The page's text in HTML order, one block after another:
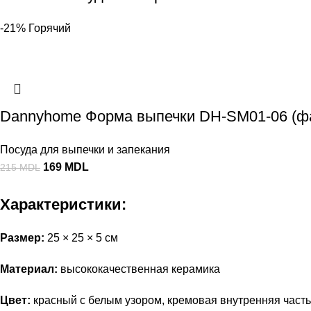
-21% Горячий
Dannyhome Форма выпечки DH-SM01-06
Посуда для выпечки и запекания
215MDL 169 MDL
Характеристики:
Размер: 25 × 25 × 5 см
Материал: высококачественная керамика
Цвет: красный с белым узором, кремовая внутренняя часть